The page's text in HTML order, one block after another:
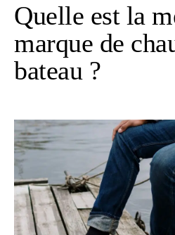
Quelle est la
marque de
bateau ?